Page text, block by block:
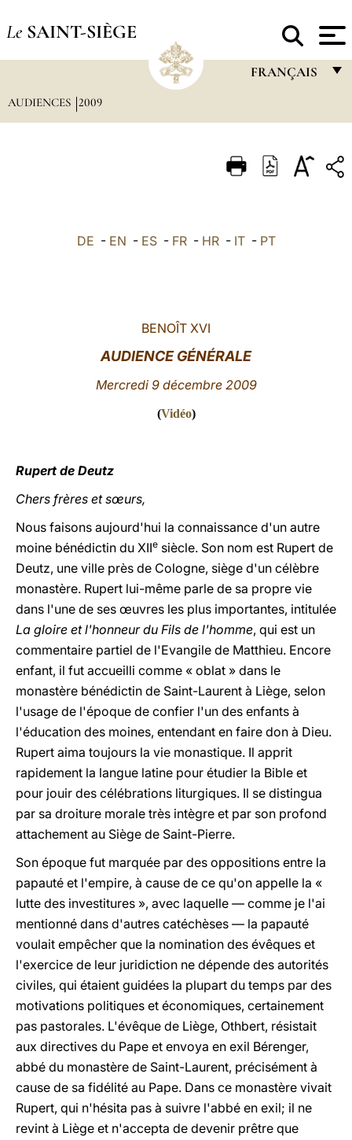
Le SAINT-SIÈGE
FRANÇAIS
ITALIANO
中文
LATINE
AUDIENCES 2009
DE - EN - ES- FR- HR- IT- PT
BENOÎT XVI
AUDIENCE GÉNÉRALE
Mercredi 9 décembre 2009
(Vidéo)
Rupert de Deutz
Chers frères et sœurs,
Nous faisons aujourd'hui la connaissance d'un autre
moine bénédictin du XIIe siècle. Son nom est Rupert de
Deutz, une ville près de Cologne, siège d'un célèbre
monastère. Rupert lui-même parle de sa propre vie
dans l'une de ses œuvres les plus importantes, intitulée
La gloire et l'honneur du Fils de l'homme, qui est un
commentaire partiel de l'Evangile de Matthieu. Encore
enfant, il fut accueilli comme « oblat » dans le
monastère bénédictin de Saint-Laurent à Liège, selon
l'usage de l'époque de confier l'un des enfants à
l'éducation des moines, entendant en faire don à Dieu.
Rupert aima toujours la vie monastique. Il apprit
rapidement la langue latine pour étudier la Bible et
pour jouir des célébrations liturgiques. Il se distingua
par sa droiture morale très intègre et par son profond
attachement au Siège de Saint-Pierre.
Son époque fut marquée par des oppositions entre la
papauté et l'empire, à cause de ce qu'on appelle la «
lutte des investitures », avec laquelle — comme je l'ai
mentionné dans d'autres catéchèses — la papauté
voulait empêcher que la nomination des évêques et
l'exercice de leur juridiction ne dépende des autorités
civiles, qui étaient guidées la plupart du temps par des
motivations politiques et économiques, certainement
pas pastorales. L'évêque de Liège, Othbert, résistait
aux directives du Pape et envoya en exil Bérenger,
abbé du monastère de Saint-Laurent, précisément à
cause de sa fidélité au Pape. Dans ce monastère vivait
Rupert, qui n'hésita pas à suivre l'abbé en exil; il ne
revint à Liège et n'accepta de devenir prêtre que